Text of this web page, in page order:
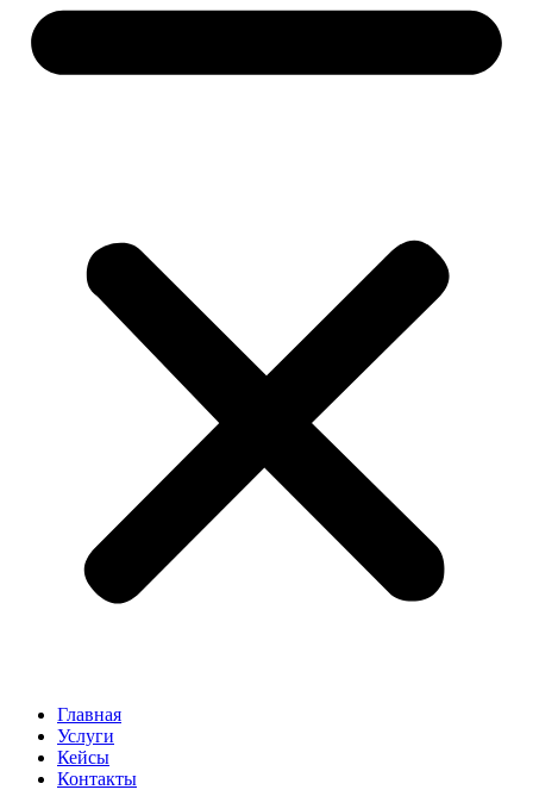
Главная
Услуги
Кейсы
Контакты